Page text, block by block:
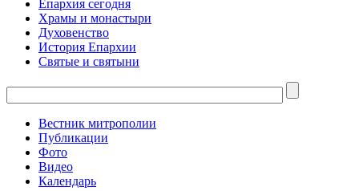
Епархия сегодня
Храмы и монастыри
Духовенство
История Епархии
Святые и святыни
Вестник митрополии
Публикации
Фото
Видео
Календарь